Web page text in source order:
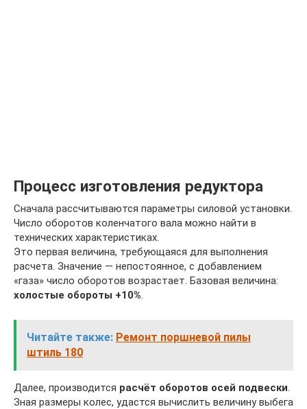
Процесс изготовления редуктора
Сначала рассчитываются параметры силовой установки.
Число оборотов коленчатого вала можно найти в
технических характеристиках.
Это первая величина, требующаяся для выполнения
расчета. Значение — непостоянное, с добавлением
«газа» число оборотов возрастает. Базовая величина:
холостые обороты +10%.
Читайте также: Ремонт поршневой пилы
штиль 180
Далее, производится расчёт оборотов осей подвески.
Зная размеры колес, удастся вычислить величину выбега